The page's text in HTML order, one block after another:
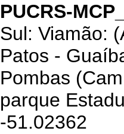
PUCRS-
Sul: Viamão:
Patos -
Pombas
parque
-51.02362